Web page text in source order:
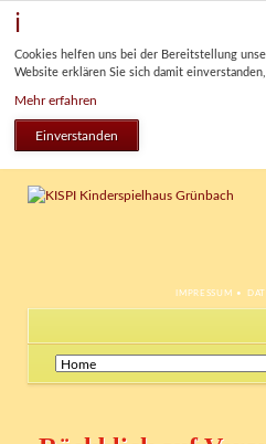
Cookies helfen uns bei der Bereitstellung
Website erklären Sie sich damit
Mehr erfahren
Einverstanden
NAVIGATION
IMPRESSUM
Navigation
überspringen